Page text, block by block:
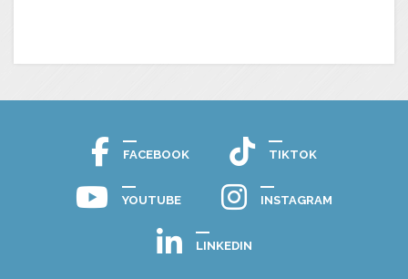
FACEBOOK TIKTOK
YOUTUBE INSTAGRAM
LINKEDIN